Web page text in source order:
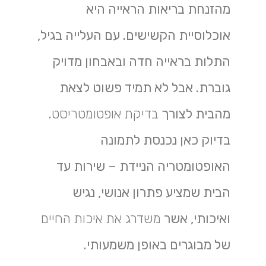
מהזנחת בריאות הראייה היא
אוכלוסיית הקשישים. עם העלייה בגיל,
התלות בראייה חדה ובאבחון מדויק
גוברת. אבל לא תמיד פשוט לצאת
מהבית לצורך בדיקת אופטומטריסט.
בדיוק כאן נכנסת לתמונה
האופטומטריה הניידת – שירות עד
הבית שמציע פתרון אנושי, נגיש
ואיכותי, אשר משדרג את איכות החיים
של מבוגרים באופן משמעותי.